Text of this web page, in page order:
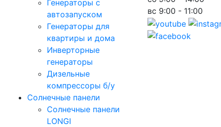
Генераторы с
автозапуском
Генераторы для
квартиры и дома
Инверторные
генераторы
Дизельные
компрессоры б/у
Солнечные панели
Солнечные панели
LONGI
вс 9:00 - 11:00